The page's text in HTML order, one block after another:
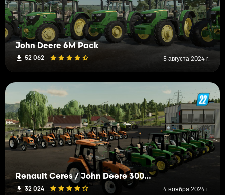
John Deere 6M Pack
52 062 5 августа 2024 г.
Renault Ceres / John Deere 3000 Pack
32 024 4 ноября 2024 г.